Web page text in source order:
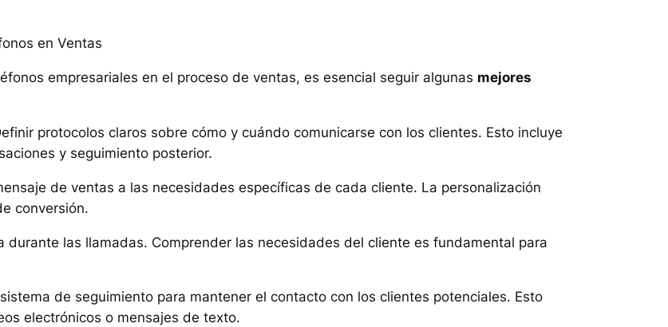
en Ventas
empresariales en el proceso de ventas, es esencial seguir algunas mejores
protocolos claros sobre cómo y cuándo comunicarse con los clientes. Esto incluye
y seguimiento posterior.
de ventas a las necesidades específicas de cada cliente. La personalización
conversión.
durante las llamadas. Comprender las necesidades del cliente es fundamental para
de seguimiento para mantener el contacto con los clientes potenciales. Esto
electrónicos o mensajes de texto.